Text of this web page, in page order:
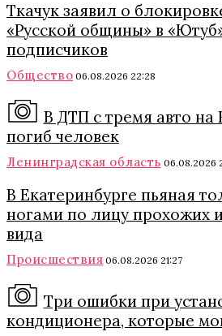
Ткачук заявил о
«Русской общины» в
подписчиков
Общество 06.08.2026 22:28
В ДТП с тремя авто на
погиб человек
Ленинградская область 06.08.2026
В Екатеринбурге пьяная
ногами по лицу прохожих
вида
Происшествия 06.08.2026 21:27
Три ошибки при
кондиционера, которые